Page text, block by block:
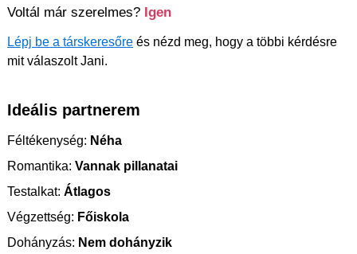
Voltál már szerelmes? Igen
Lépj be a társkeresőre és nézd meg, hogy a többi kérdésre
mit válaszolt Jani.
Ideális partnerem
Féltékenység: Néha
Romantika: Vannak pillanatai
Testalkat: Átlagos
Végzettség: Főiskola
Dohányzás: Nem dohányzik